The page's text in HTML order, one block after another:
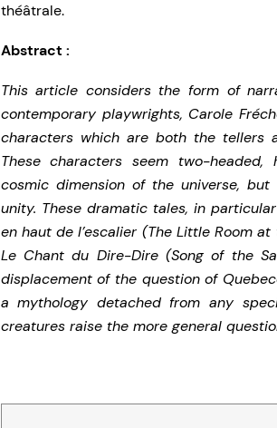
théâtrale.
Abstract :
This article considers the form of
contemporary playwrights, Carole
characters which are both the tellers
These characters seem two-
cosmic dimension of the universe,
unity. These dramatic tales, in
en haut de l’escalier (The Little Room
Le Chant du Dire-Dire (Song of the
displacement of the question of
a mythology detached from any
creatures raise the more general